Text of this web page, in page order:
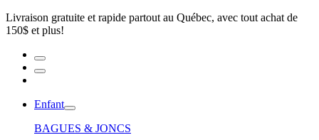
Livraison gratuite et rapide partout au Québec, avec tout achat de
150$ et plus!
Enfant
BAGUES & JONCS